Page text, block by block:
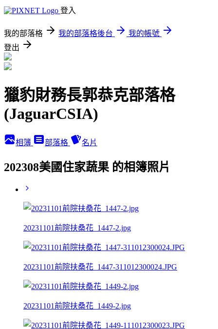
登入
我的部落格 我的部落格後台
我的帳號
登出
獵豹財務長郭恭克部落格
(JaguarCSIA)
相簿 部落格 名片
202308美國住家蔬果 的相簿照片
20231101前院扶桑花_1447-2.jpg
20231101前院扶桑花_1447-311012300024.JPG
20231101前院扶桑花_1449-2.jpg